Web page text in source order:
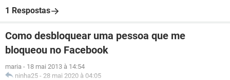
1 Respostas
Como desbloquear uma pessoa que me
bloqueou no Facebook
maria - 18 mai 2013 à 14:54
ninha25 - 28 mai 2020 à 04:05